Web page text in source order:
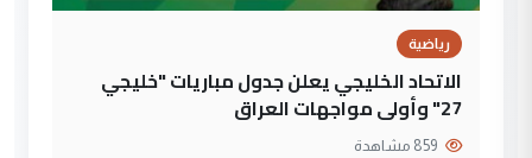
رياضية
الاتحاد الخليجي يعلن جدول مباريات "خليجي
27" وأولى مواجهات العراق